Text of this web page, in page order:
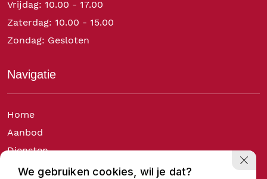
Vrijdag: 10.00 - 17.00
Zaterdag: 10.00 - 15.00
Zondag: Gesloten
Navigatie
Home
Aanbod
Diensten
Over ons
We gebruiken cookies, wil je dat?